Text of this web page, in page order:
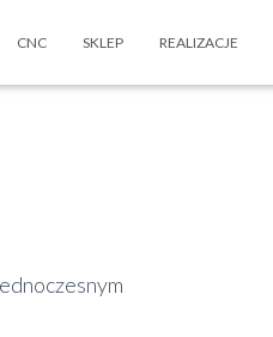
CNC SKLEP REALIZACJE